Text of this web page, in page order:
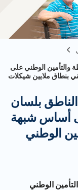
الوطني على
بنطاق ملايين شيكلات
بلسان
أساس شبهة
الوطني
الوطني